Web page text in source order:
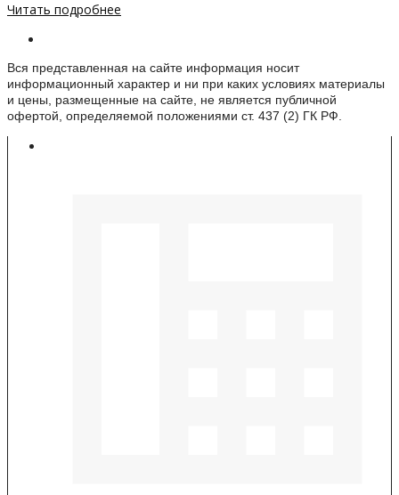
Читать подробнее
Вся представленная на сайте информация носит
информационный характер и ни при каких условиях материалы
и цены, размещенные на сайте, не является публичной
офертой, определяемой положениями ст. 437 (2) ГК РФ.